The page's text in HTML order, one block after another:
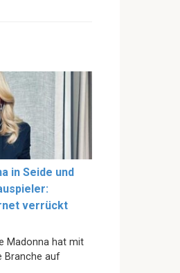
in Seide und
verrückt
Madonna hat mit
Branche auf